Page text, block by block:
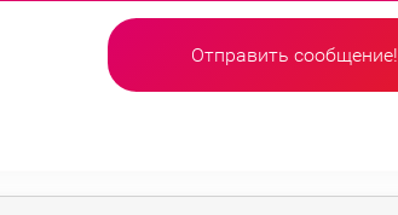
Отправить сообщение!